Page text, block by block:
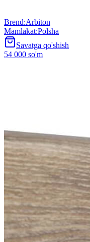
Brend:Arbiton
Mamlakat:Polsha
Savatga qo'shish
54 000 so'm